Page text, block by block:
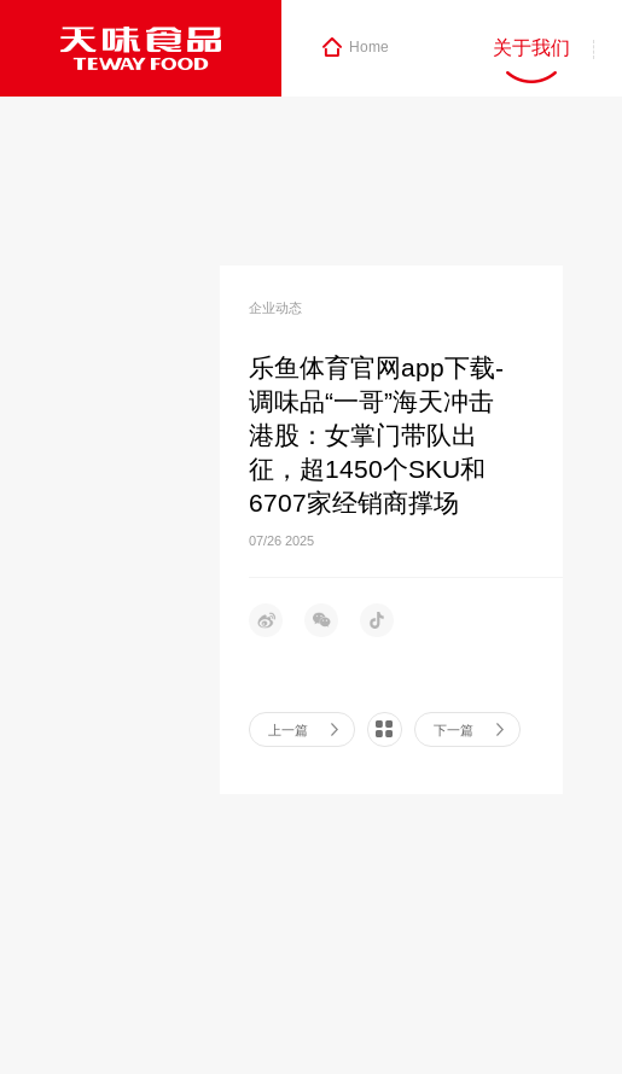
Home 关于我们
企业动态
乐鱼体育官网app下载-
调味品“一哥”海天冲击
港股：女掌门带队出
征，超1450个SKU和
6707家经销商撑场
07/26 2025
上一篇 下一篇